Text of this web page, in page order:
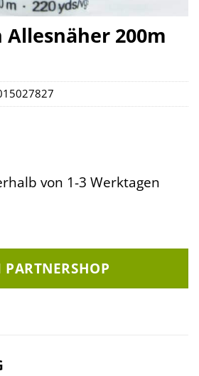
200m
von 1-3 Werktagen
PARTNERSHOP